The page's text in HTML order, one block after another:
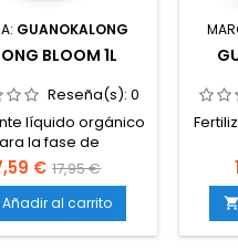
GUANOKALONG
BLOOM 1L
Reseña(s):0
líquido orgánico
la fase de
con
vegetales
en nitrógeno
de origen
la floración
€ 17,95 €
Añadir al carrito 